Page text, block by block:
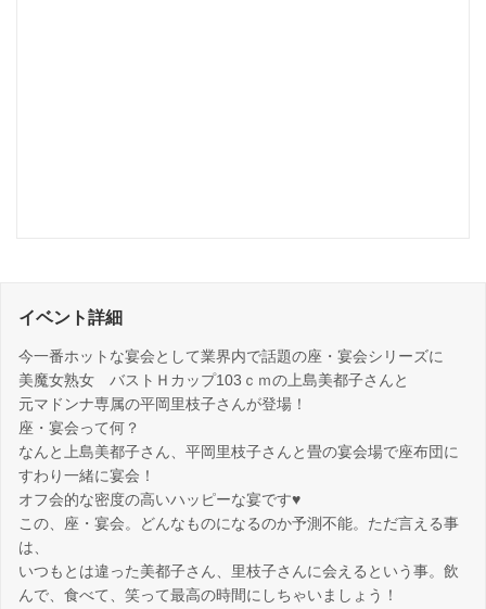
イベント詳細
今一番ホットな宴会として業界内で話題の座・宴会シリーズに
美魔女熟女 バストＨカップ103ｃｍの上島美都子さんと
元マドンナ専属の平岡里枝子さんが登場！
座・宴会って何？
なんと上島美都子さん、平岡里枝子さんと畳の宴会場で座布団に
すわり一緒に宴会！
オフ会的な密度の高いハッピーな宴です♥
この、座・宴会。どんなものになるのか予測不能。ただ言える事
は、
いつもとは違った美都子さん、里枝子さんに会えるという事。飲
んで、食べて、笑って最高の時間にしちゃいましょう！